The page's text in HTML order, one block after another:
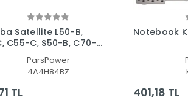
Satellite L50-B,
C55-C, S50-B, C70-
Klavye Işıklı
ParsPower
4A4H84BZ
TL
Notebook
401,18 TL